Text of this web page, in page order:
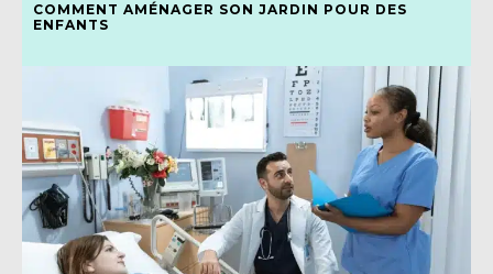
COMMENT AMÉNAGER SON JARDIN POUR DES
ENFANTS